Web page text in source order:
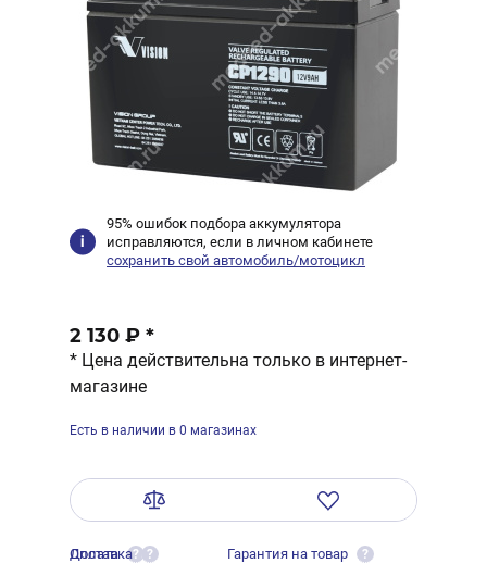
95% ошибок подбора аккумулятора
исправляются, если в личном кабинете
сохранить свой автомобиль/мотоцикл
2 130 ₽ *
* Цена действительна только в интернет-
магазине
Есть в наличии в 0 магазинах
Оплата ?
Доставка ? Гарантия на товар ?